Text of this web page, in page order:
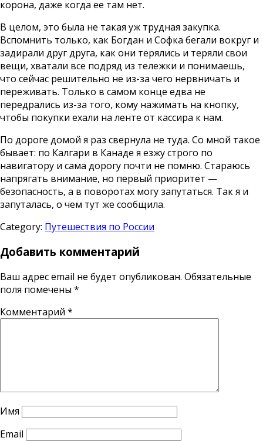
корона, даже когда ее там нет.
В целом, это была не такая уж трудная закупка.
Вспомнить только, как Богдан и Софка бегали вокруг и
задирали друг друга, как они терялись и теряли свои
вещи, хватали все подряд из тележки и понимаешь,
что сейчас решительно не из-за чего нервничать и
переживать. Только в самом конце едва не
передрались из-за того, кому нажимать на кнопку,
чтобы покупки ехали на ленте от кассира к нам.
По дороге домой я раз свернула не туда. Со мной такое
бывает: по Калгари в Канаде я езжу строго по
навигатору и сама дорогу почти не помню. Стараюсь
напрягать внимание, но первый приоритет —
безопасность, а в поворотах могу запутаться. Так я и
запуталась, о чем тут же сообщила.
Category: Путешествия по России
Добавить комментарий
Ваш адрес email не будет опубликован. Обязательные
поля помечены *
Комментарий *
Имя
Email